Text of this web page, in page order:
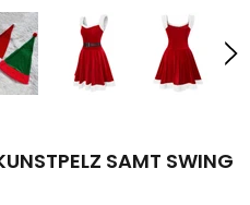
AUSSCHNITT UNDSAMT SWING